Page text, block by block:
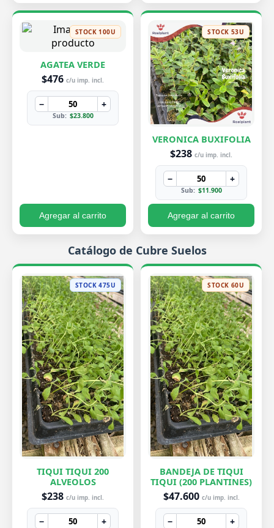
STOCK 100U
AGATEA VERDE
$476 c/u imp. incl.
− +
Sub: $23.800
Agregar al carrito
STOCK 53U
VERONICA BUXIFOLIA
$238 c/u imp. incl.
− +
Sub: $11.900
Agregar al carrito
Catálogo de Cubre Suelos
STOCK 475U
TIQUI TIQUI 200
ALVEOLOS
$238 c/u imp. incl.
− +
STOCK 60U
BANDEJA DE TIQUI
TIQUI (200 PLANTINES)
$47.600 c/u imp. incl.
− +